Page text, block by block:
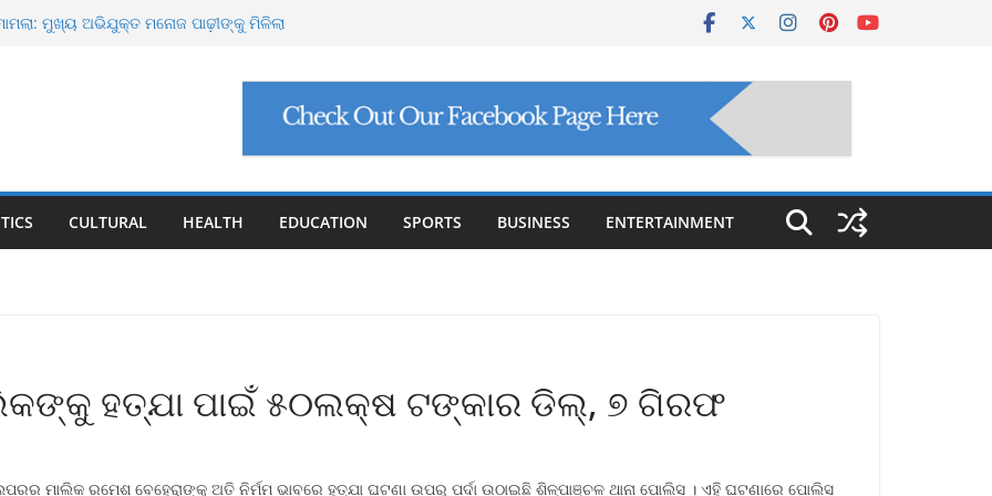
ମାଗିଲେ ଉନ୍ନୟନ କମିଶନର, ସଚିବଙ୍କୁ କଠୋର
ଠକେଇ, ମୁଖ୍ୟ ପ୍ରଶାସକଙ୍କ ଦସ୍ତଖତ ଜାଲ୍
ସୁପ୍ରିମକୋର୍ଟଙ୍କ ବଡ଼ ନିର୍ଦ୍ଦେଶ
୮ ଗ୍ରାମ ସୁନା-ଶାଢ଼ୀ, ଏଆଇ ପ୍ରଶିକ୍ଷଣ ପାଇଁ ୫
CULTURAL HEALTH EDUCATION SPORTS BUSINESS ENTERTAINMENT
ହତ୍ଯା ପାଇଁ ୫୦ଲକ୍ଷ ଟଙ୍କାର ଡିଲ୍, ୭ ଗିରଫ
ମାଲିକ ରମେଶ ବେହେରାଙ୍କୁ ଅତି ନିର୍ମମ ଭାବରେ ହତ୍ଯା ଘଟଣା ଉପରୁ ପର୍ଦା ଉଠାଇଛି ଶିଳ୍ପାଞ୍ଚଳ ଥାନା ପୋଲିସ । ଏହି ଘଟଣାରେ ପୋଲିସ